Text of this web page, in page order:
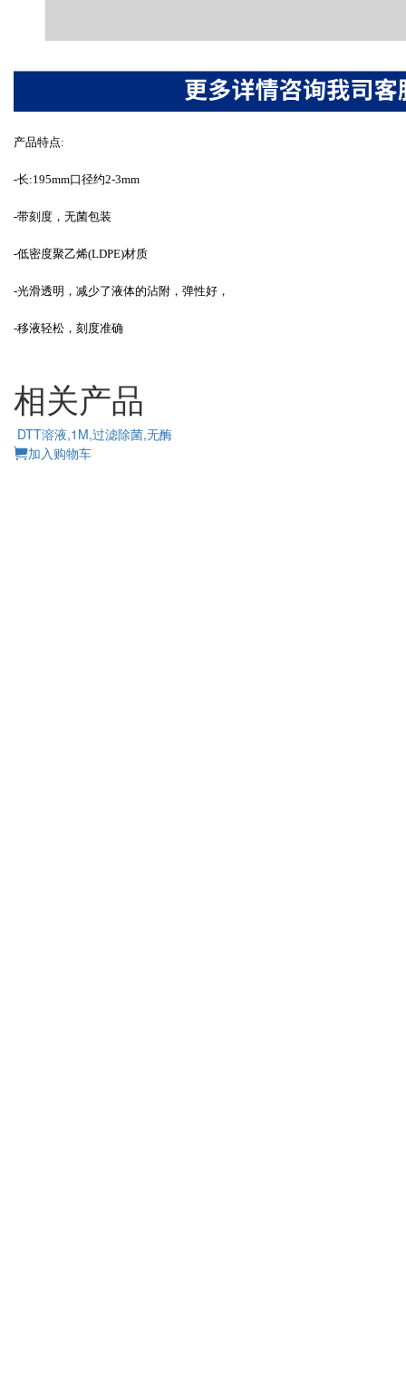
产品特点:
-长:195mm口径约2-3mm
-带刻度，无菌包装
-低密度聚乙烯(LDPE)材质
-光滑透明，减少了液体的沾附，弹性好，
-移液轻松，刻度准确
相关产品
DTT溶液,1M,过滤除菌,无酶
加入购物车